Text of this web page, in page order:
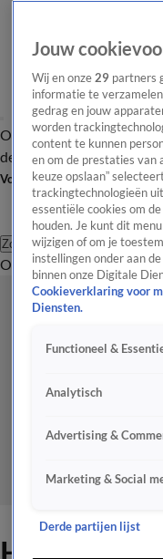
OverzichtAfleveringen
de redactieNieuwsbrief
Volg Shownieuws
Zoeken
OverzichtEntertainment
Jouw
Wij en onze 29 partners
informatie te
gedrag en jouw
worden
content te kunnen
en om de prestaties van
keuze opslaan”
trackingtechnologieën
essentiële cookies om
houden. Je kunt dit
wijzigen of om je
instellingen onder aan
binnen onze Digitale
Cookieverklaring voor
Diensten.
Functioneel &
Analytisch
Advertising &
Marketing & Social
Derde partijen lijst